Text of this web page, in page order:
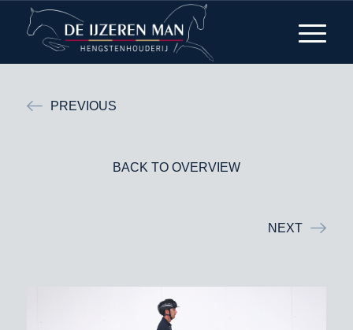
PREVIOUS
BACK TO OVERVIEW
NEXT